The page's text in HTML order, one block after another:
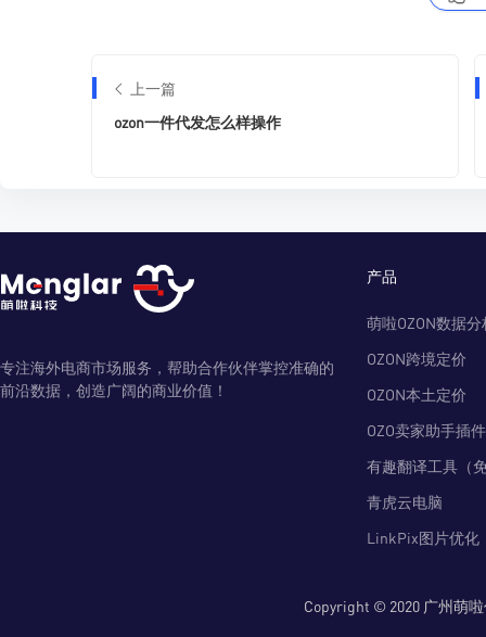
上一篇
ozon一件代发怎么样操作
专注海外电商市场服务，帮助合作伙伴掌控准确的
前沿数据，创造广阔的商业价值！
产品
萌啦OZON数据分
OZON跨境定价
OZON本土定价
OZO卖家助手插件
有趣翻译工具（
青虎云电脑
LinkPix图片优化
Copyright © 2020 广州萌